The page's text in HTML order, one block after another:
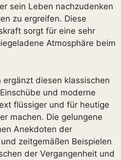
sein Leben nachzudenken
zu ergreifen. Diese
sorgt für eine sehr
Atmosphäre beim
ergänzt diesen klassischen
und moderne
flüssiger und für heutige
machen. Die gelungene
Anekdoten der
zeitgemäßen Beispielen
der Vergangenheit und